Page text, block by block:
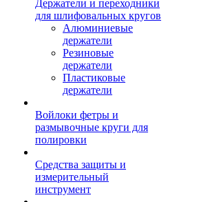
Держатели и переходники
для шлифовальных кругов
Алюминиевые
держатели
Резиновые
держатели
Пластиковые
держатели
Войлоки фетры и
размывочные круги для
полировки
Средства защиты и
измерительный
инструмент